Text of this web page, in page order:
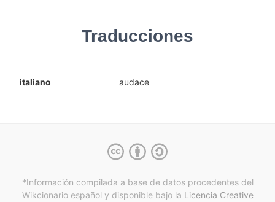
Traducciones
italiano audace
*Información compilada a base de datos procedentes del
Wikcionario español y disponible bajo la Licencia Creative